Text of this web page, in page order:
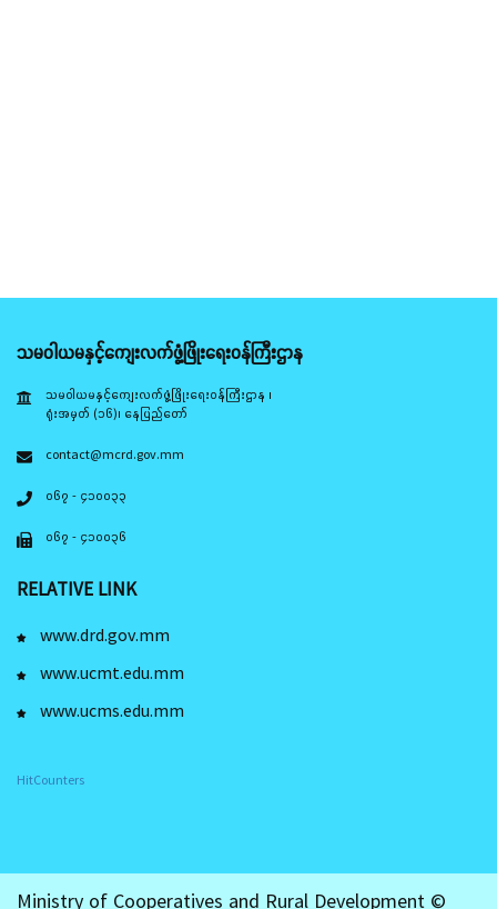
သမဝါယမနှင့်ကျေးလက်ဖွံ့ဖြိုးရေးဝန်ကြီးဌာန
သမဝါယမနှင့်ကျေးလက်ဖွံ့ဖြိုးရေးဝန်ကြီးဌာန ၊
ရုံးအမှတ် (၁၆)၊ နေပြည်တော်
contact@mcrd.gov.mm
၀၆၇ - ၄၁၀၀၃၃
၀၆၇ - ၄၁၀၀၃၆
RELATIVE LINK
www.drd.gov.mm
www.ucmt.edu.mm
www.ucms.edu.mm
HitCounters
Ministry of Cooperatives and Rural Development ©